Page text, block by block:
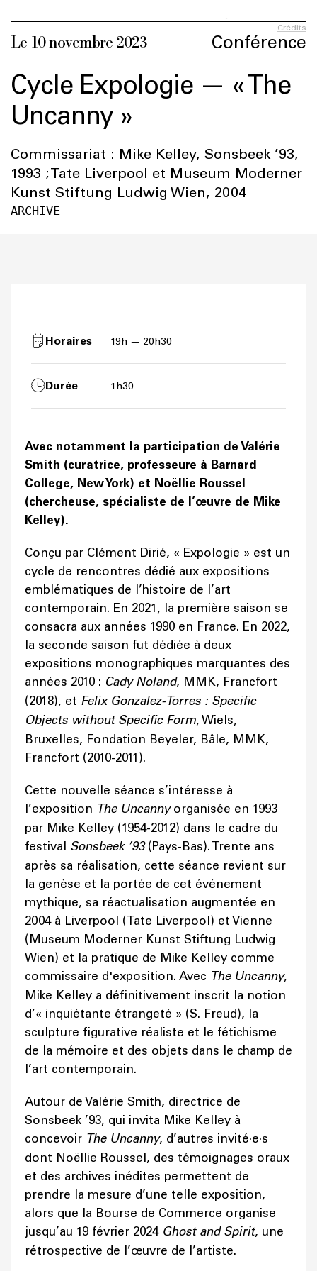
Crédits
Le 10 novembre 2023 Conférence
Cycle Expologie — « The
Uncanny »
Commissariat : Mike Kelley, Sonsbeek ’93,
1993 ; Tate Liverpool et Museum Moderner
Kunst Stiftung Ludwig Wien, 2004
ARCHIVE
Horaires 19h — 20h30
Durée 1h30
Avec notamment la participation de Valérie
Smith (curatrice, professeure à Barnard
College, New York) et Noëllie Roussel
(chercheuse, spécialiste de l’œuvre de Mike
Kelley).
Conçu par Clément Dirié, « Expologie » est un
cycle de rencontres dédié aux expositions
emblématiques de l’histoire de l’art
contemporain. En 2021, la première saison se
consacra aux années 1990 en France. En 2022,
la seconde saison fut dédiée à deux
expositions monographiques marquantes des
années 2010 : Cady Noland, MMK, Francfort
(2018), et Felix Gonzalez-Torres : Specific
Objects without Specific Form, Wiels,
Bruxelles, Fondation Beyeler, Bâle, MMK,
Francfort (2010-2011).
Cette nouvelle séance s’intéresse à
l’exposition The Uncannyorganisée en 1993
par Mike Kelley (1954-2012) dans le cadre du
festival Sonsbeek ’93(Pays-Bas). Trente ans
après sa réalisation, cette séance revient sur
la genèse et la portée de cet événement
mythique, sa réactualisation augmentée en
2004 à Liverpool (Tate Liverpool) et Vienne
(Museum Moderner Kunst Stiftung Ludwig
Wien) et la pratique de Mike Kelley comme
commissaire d'exposition. Avec The Uncanny,
Mike Kelley a définitivement inscrit la notion
d’« inquiétante étrangeté » (S. Freud), la
sculpture figurative réaliste et le fétichisme
de la mémoire et des objets dans le champ de
l’art contemporain.
Autour de Valérie Smith, directrice de
Sonsbeek ’93, qui invita Mike Kelley à
concevoir The Uncanny, d’autres invité·e·s
dont Noëllie Roussel, des témoignages oraux
et des archives inédites permettent de
prendre la mesure d’une telle exposition,
alors que la Bourse de Commerce organise
jusqu’au 19 février 2024 Ghost and Spirit, une
rétrospective de l’œuvre de l’artiste.